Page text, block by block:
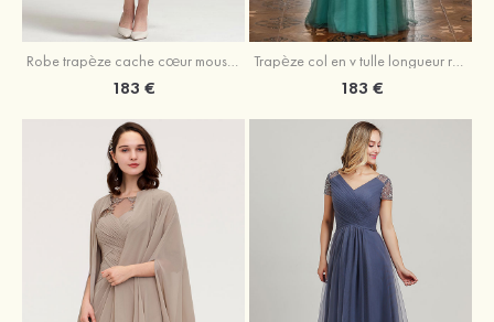
Robe trapèze cache cœur mousseline longueur mollet robe de mère de la mariée avec plissé veste
183 €
Trapèze col en v tulle longueur ras du sol robe de mère de la mariée avec perles paillettes
183 €